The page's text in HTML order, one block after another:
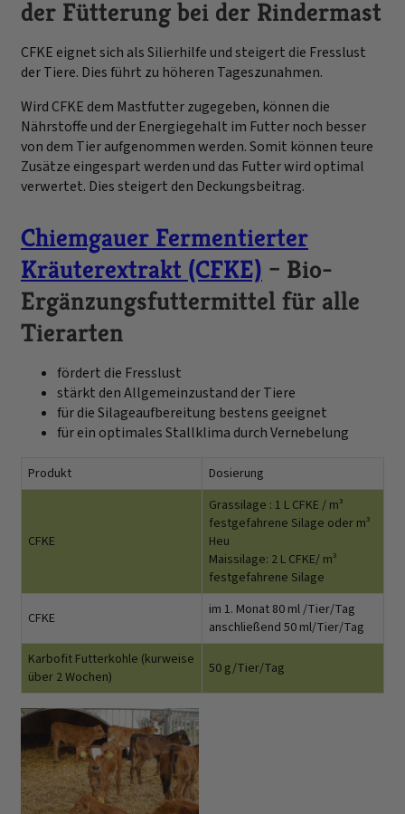
der Fütterung bei der Rindermast
CFKE eignet sich als Silierhilfe und steigert die Fresslust
der Tiere. Dies führt zu höheren Tageszunahmen.
Wird CFKE dem Mastfutter zugegeben, können die
Nährstoffe und der Energiegehalt im Futter noch besser
von dem Tier aufgenommen werden. Somit können teure
Zusätze eingespart werden und das Futter wird optimal
verwertet. Dies steigert den Deckungsbeitrag.
Chiemgauer Fermentierter
Kräuterextrakt (CFKE) – Bio-
Ergänzungsfuttermittel für alle
Tierarten
fördert die Fresslust
stärkt den Allgemeinzustand der Tiere
für die Silageaufbereitung bestens geeignet
für ein optimales Stallklima durch Vernebelung
Produkt Dosierung
CFKE
Grassilage : 1 L CFKE / m³
festgefahrene Silage oder m³
Heu
Maissilage: 2 L CFKE/ m³
festgefahrene Silage
CFKE
im 1. Monat 80 ml /Tier/Tag
anschließend 50 ml/Tier/Tag
Karbofit Futterkohle (kurweise
über 2 Wochen)
50 g/Tier/Tag